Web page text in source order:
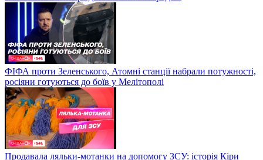
ФІФА проти Зеленського, Атомні станції набрали потужності,
росіяни готуються до боїв у Мелітополі
Продавала ляльки-мотанки на допомогу ЗСУ: історія Кіри